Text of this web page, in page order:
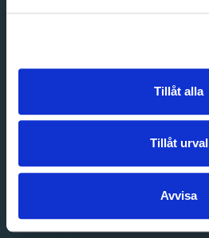
Tillåt alla
Tillåt urval
Avvisa